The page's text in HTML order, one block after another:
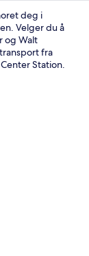
Sitteområde
deg i
Velger du å
og Walt
fra
Station.